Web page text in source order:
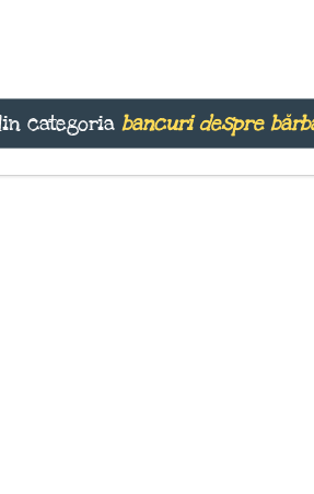
categoria bancuri despre